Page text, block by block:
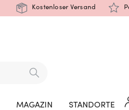
Kostenloser Versand
MAGAZIN STANDORTE